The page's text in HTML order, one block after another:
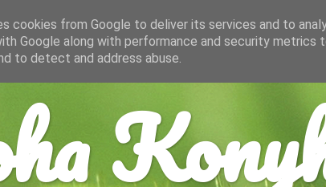
cookies from Google to deliver its services and to
Google along with performance and security metrics
to detect and address abuse.